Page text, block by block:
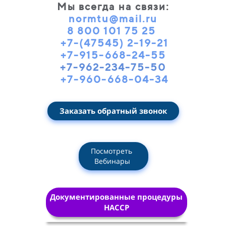
Мы всегда на связи:
normtu@mail.ru
8 800 101 75 25
+7-(47545) 2-19-21
+7-915-668-24-55
+7-962-234-75-50
+7-960-668-04-34
Заказать обратный звонок
Посмотреть
Вебинары
Документированные процедуры
HACCP